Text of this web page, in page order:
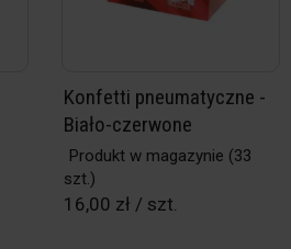
Konfetti pneumatyczne -
Biało-czerwone
Produkt w magazynie (33
szt.)
16,00 zł / szt.